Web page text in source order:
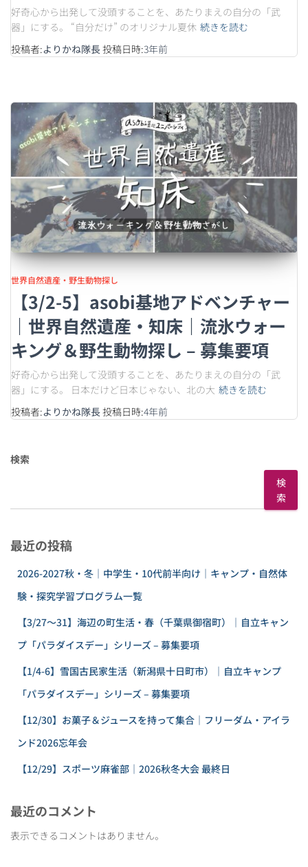
好奇心から出発して没頭することを、あたりまえの自分の「武
器」にする。 “自分だけ” のオリジナル夏休 続きを読む
投稿者:よりかね隊長投稿日時:3年前
世界自然遺産・野生動物探し
【3/2-5】asobi基地アドベンチャー
｜世界自然遺産・知床｜流氷ウォー
キング＆野生動物探し – 募集要項
好奇心から出発して没頭することを、あたりまえの自分の「武
器」にする。 日本だけど日本じゃない、北の大 続きを読む
投稿者:よりかね隊長投稿日時:4年前
検索
検
索
最近の投稿
2026-2027秋・冬｜中学生・10代前半向け｜キャンプ・自然体
験・探究学習プログラム一覧
【3/27〜31】海辺の町生活・春（千葉県御宿町）｜自立キャン
プ「パラダイスデー」シリーズ – 募集要項
【1/4-6】雪国古民家生活（新潟県十日町市）｜自立キャンプ
「パラダイスデー」シリーズ – 募集要項
【12/30】お菓子＆ジュースを持って集合｜フリーダム・アイラ
ンド2026忘年会
【12/29】スポーツ麻雀部｜2026秋冬大会 最終日
最近のコメント
表示できるコメントはありません。